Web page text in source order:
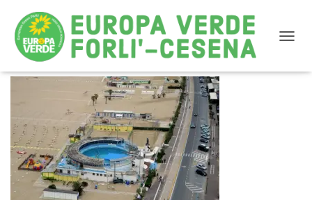
IL DELFINARIO RIMINI DEVE ESSERE SMANTELLATO
DEFINITIVAMENTE